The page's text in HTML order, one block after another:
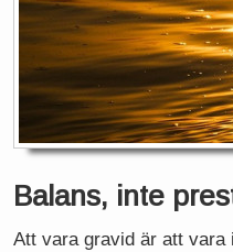
Balans, inte
Att vara gravid är att vara